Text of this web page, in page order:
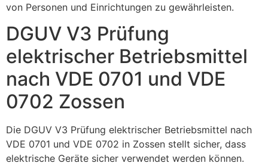
von Personen und Einrichtungen zu gewährleisten.
DGUV V3 Prüfung
elektrischer Betriebsmittel
nach VDE 0701 und VDE
0702 Zossen
Die DGUV V3 Prüfung elektrischer Betriebsmittel nach
VDE 0701 und VDE 0702 in Zossen stellt sicher, dass
elektrische Geräte sicher verwendet werden können.